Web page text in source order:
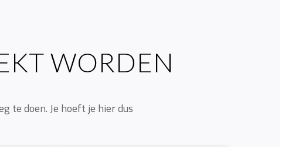
WORDEN
te doen. Je hoeft je hier dus